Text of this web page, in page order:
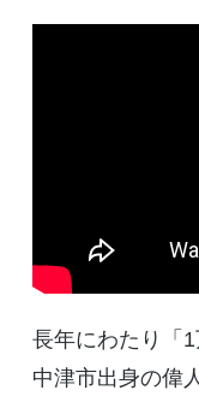
長年にわたり「
中津市出身の偉